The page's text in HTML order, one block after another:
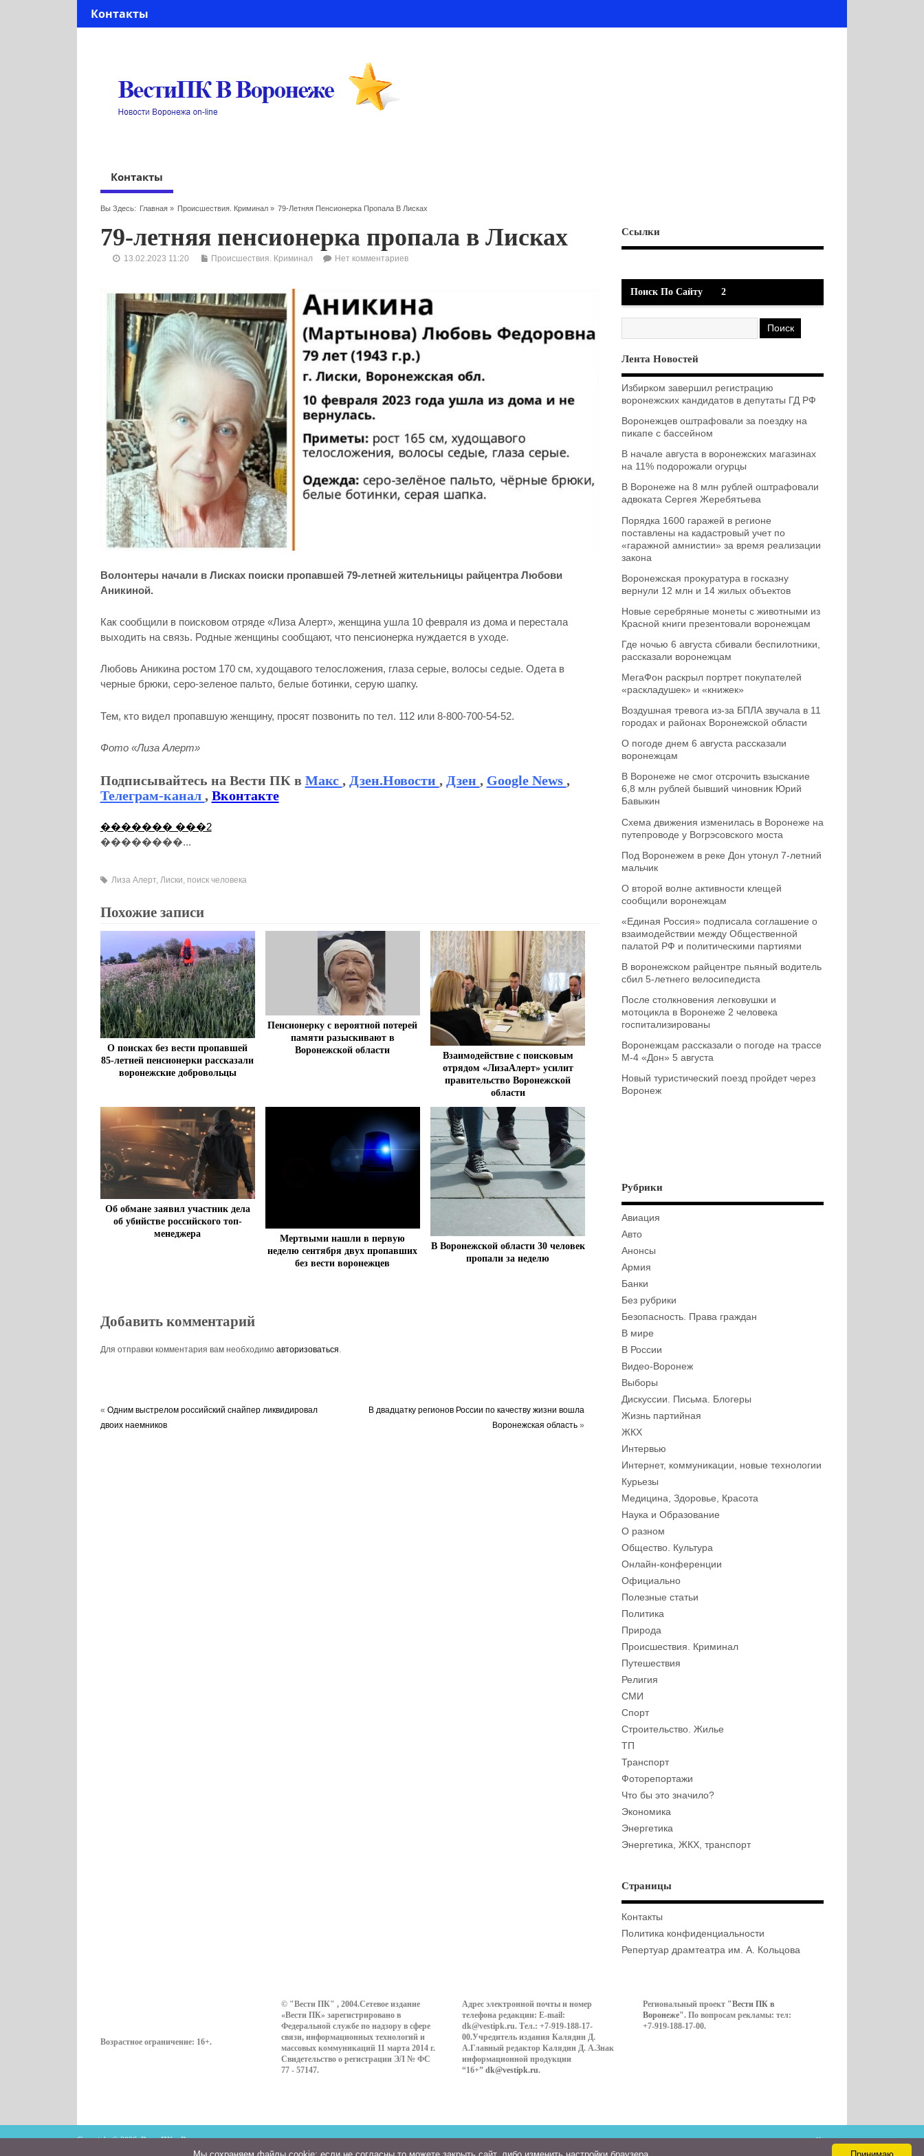
Контакты
Контакты
Вы Здесь: Главная» Происшествия. Криминал » 79-Летняя Пенсионерка Пропала В Лисках
79-летняя пенсионерка пропала в Лисках
13.02.2023 11:20 Происшествия. Криминал Нет комментариев
Волонтеры начали в Лисках поиски пропавшей 79-летней жительницы райцентра Любови
Аникиной.
Как сообщили в поисковом отряде «Лиза Алерт», женщина ушла 10 февраля из дома и перестала
выходить на связь. Родные женщины сообщают, что пенсионерка нуждается в уходе.
Любовь Аникина ростом 170 см, худощавого телосложения, глаза серые, волосы седые. Одета в
черные брюки, серо-зеленое пальто, белые ботинки, серую шапку.
Тем, кто видел пропавшую женщину, просят позвонить по тел. 112 или 8-800-700-54-52.
Фото «Лиза Алерт»
Подписывайтесь на Вести ПК в Макс , Дзен.Новости , Дзен , Google News ,
Телеграм-канал , Вконтакте
������� ���2
��������...
Лиза Алерт, Лиски поиск человека
Похожие записи
О поисках без вести пропавшей
85-летней пенсионерки рассказали
воронежские добровольцы
Пенсионерку с вероятной потерей
памяти разыскивают в
Воронежской области
Взаимодействие с поисковым
отрядом «ЛизаАлерт» усилит
правительство Воронежской
области
Об обмане заявил участник дела
об убийстве российского топ-
менеджера
Мертвыми нашли в первую
неделю сентября двух пропавших
без вести воронежцев
В Воронежской области 30 человек
пропали за неделю
Добавить комментарий
Для отправки комментария вам необходимо авторизоваться.
« Одним выстрелом российский снайпер ликвидировал
двоих наемников
В двадцатку регионов России по качеству жизни вошла
Воронежская область »
Ссылки
Поиск По Сайту 2
Лента Новостей
Избирком завершил регистрацию
воронежских кандидатов в депутаты ГД РФ
Воронежцев оштрафовали за поездку на
пикапе с бассейном
В начале августа в воронежских магазинах
на 11% подорожали огурцы
В Воронеже на 8 млн рублей оштрафовали
адвоката Сергея Жеребятьева
Порядка 1600 гаражей в регионе
поставлены на кадастровый учет по
«гаражной амнистии» за время реализации
закона
Воронежская прокуратура в госказну
вернули 12 млн и 14 жилых объектов
Новые серебряные монеты с животными из
Красной книги презентовали воронежцам
Где ночью 6 августа сбивали беспилотники,
рассказали воронежцам
МегаФон раскрыл портрет покупателей
«раскладушек» и «книжек»
Воздушная тревога из-за БПЛА звучала в 11
городах и районах Воронежской области
О погоде днем 6 августа рассказали
воронежцам
В Воронеже не смог отсрочить взыскание
6,8 млн рублей бывший чиновник Юрий
Бавыкин
Схема движения изменилась в Воронеже на
путепроводе у Вогрэсовского моста
Под Воронежем в реке Дон утонул 7-летний
мальчик
О второй волне активности клещей
сообщили воронежцам
«Единая Россия» подписала соглашение о
взаимодействии между Общественной
палатой РФ и политическими партиями
В воронежском райцентре пьяный водитель
сбил 5-летнего велосипедиста
После столкновения легковушки и
мотоцикла в Воронеже 2 человека
госпитализированы
Воронежцам рассказали о погоде на трассе
М-4 «Дон» 5 августа
Новый туристический поезд пройдет через
Воронеж
Рубрики
Авиация
Авто
Анонсы
Армия
Банки
Без рубрики
Безопасность. Права граждан
В мире
В России
Видео-Воронеж
Выборы
Дискуссии. Письма. Блогеры
Жизнь партийная
ЖКХ
Интервью
Интернет, коммуникации, новые технологии
Курьезы
Медицина, Здоровье, Красота
Наука и Образование
О разном
Общество. Культура
Онлайн-конференции
Официально
Полезные статьи
Политика
Природа
Происшествия. Криминал
Путешествия
Религия
СМИ
Спорт
Строительство. Жилье
ТП
Транспорт
Фоторепортажи
Что бы это значило?
Экономика
Энергетика
Энергетика, ЖКХ, транспорт
Страницы
Контакты
Политика конфиденциальности
Репертуар драмтеатра им. А. Кольцова
Возрастное ограничение: 16+.
© "Вести ПК" , 2004.Сетевое издание
«Вести ПК» зарегистрировано в
Федеральной службе по надзору в сфере
связи, информационных технологий и
массовых коммуникаций 11 марта 2014 г.
Свидетельство о регистрации ЭЛ № ФС
77 - 57147.
Адрес электронной почты и номер
телефона редакции: E-mail:
dk@vestipk.ru. Тел.: +7-919-188-17-
00.Учредитель издания Калядин Д.
А.Главный редактор Калядин Д. А.Знак
информационной продукции
“16+” dk@vestipk.ru.
Региональный проект "Вести ПК в
Воронеже". По вопросам рекламы: тел:
+7-919-188-17-00.
Copyright © 2026. ВестиПК в Воронеже Контакты